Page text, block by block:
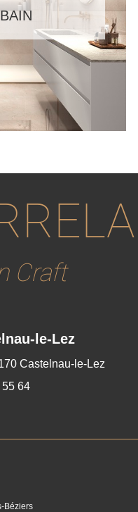
Craft
le-Lez
Castelnau-le-Lez
55 64
Béziers